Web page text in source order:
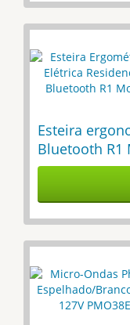
Esteira
Bluetooth R1